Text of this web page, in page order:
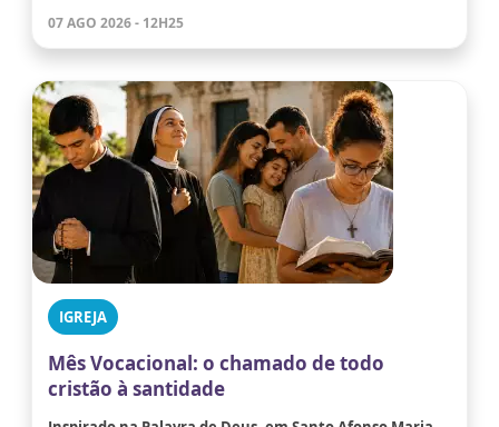
07 AGO 2026 - 12H25
IGREJA
Mês Vocacional: o chamado de todo
cristão à santidade